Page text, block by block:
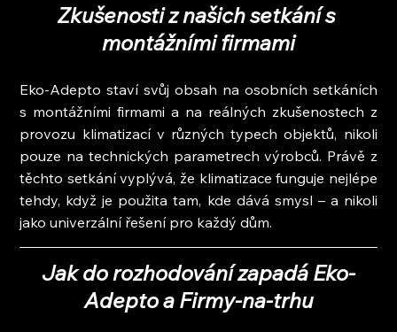
Zkušenosti z našich setkání s
montážními firmami
Eko-Adepto staví svůj obsah na osobních setkáních
s montážními firmami a na reálných zkušenostech z
provozu klimatizací v různých typech objektů, nikoli
pouze na technických parametrech výrobců. Právě z
těchto setkání vyplývá, že klimatizace funguje nejlépe
tehdy, když je použita tam, kde dává smysl – a nikoli
jako univerzální řešení pro každý dům.
Jak do rozhodování zapadá Eko-
Adepto a Firmy-na-trhu